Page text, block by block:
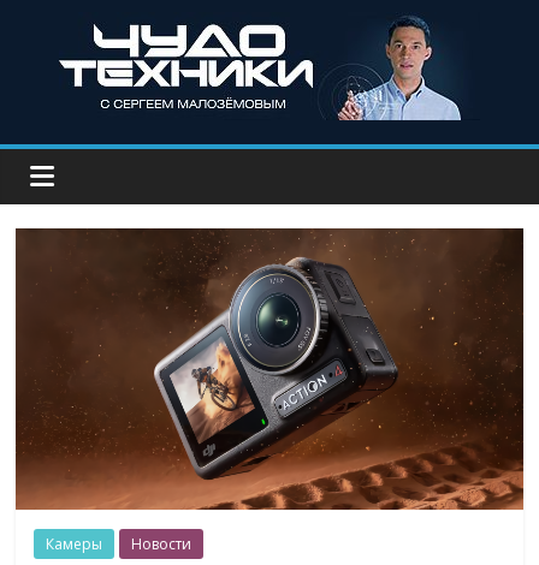
Камеры Новости